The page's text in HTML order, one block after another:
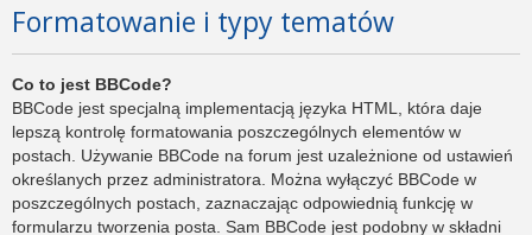
Formatowanie i typy tematów
Co to jest BBCode?
BBCode jest specjalną implementacją języka HTML, która daje
lepszą kontrolę formatowania poszczególnych elementów w
postach. Używanie BBCode na forum jest uzależnione od ustawień
określanych przez administratora. Można wyłączyć BBCode w
poszczególnych postach, zaznaczając odpowiednią funkcję w
formularzu tworzenia posta. Sam BBCode jest podobny w składni